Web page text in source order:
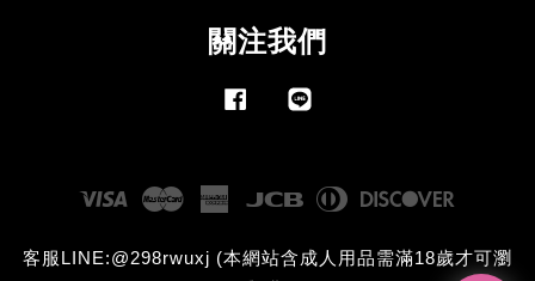
關注我們
Facebook
Visa Master AmericanJCB
Diners
客服LINE:@298rwuxj (本網站含成人用品需滿18歲才可瀏